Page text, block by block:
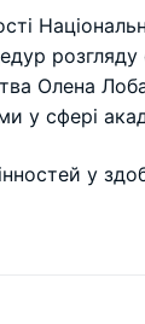
розгляду
Олена
у сфері
у